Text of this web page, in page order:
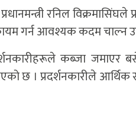
रनिल
गर्न आवश्यक कदम चाल्न
कब्जा जमाएर
छ । प्रदर्शनकारीले आर्थिक